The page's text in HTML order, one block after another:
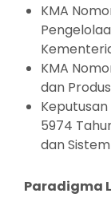
KMA
KMA
dan
5974
dan
Paradigma